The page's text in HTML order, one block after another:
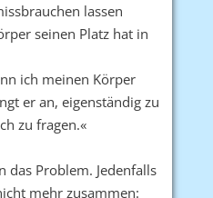
lassen
seinen Platz hat in
ich meinen Körper
er an, eigenständig zu
zu fragen.«
das Problem. Jedenfalls
mehr zusammen: